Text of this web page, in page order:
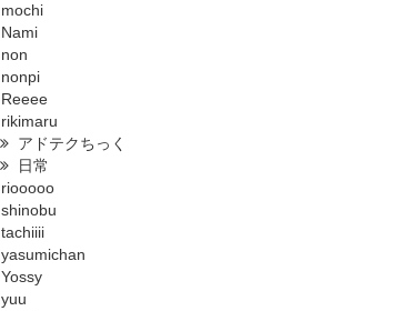
mochi
Nami
non
nonpi
Reeee
rikimaru
アドテクちっく
日常
riooooo
shinobu
tachiiii
yasumichan
Yossy
yuu